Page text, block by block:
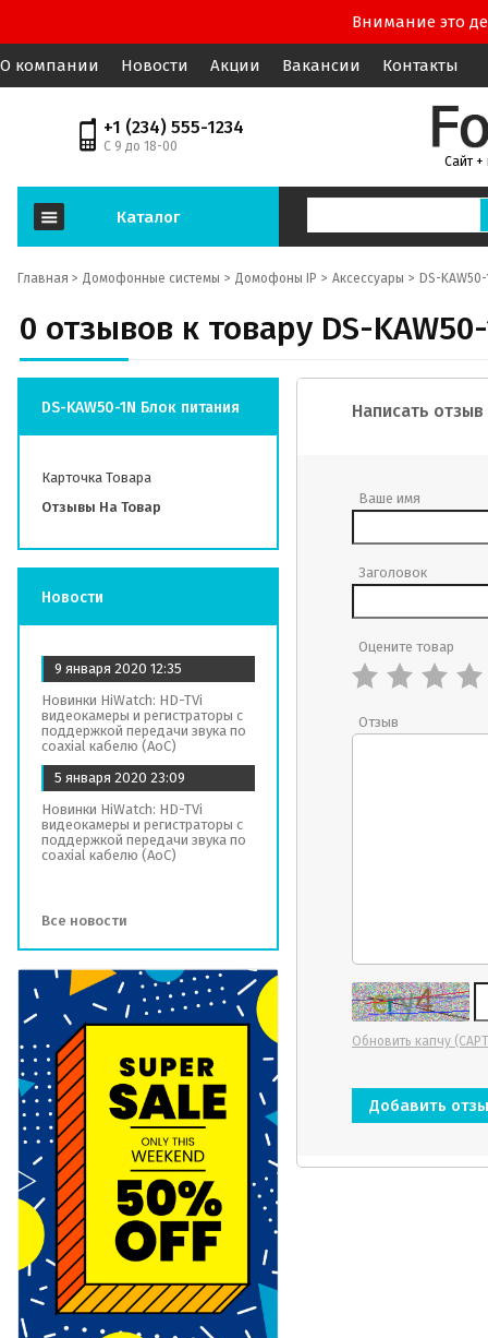
Внимание это
О компании Новости Акции Вакансии Контакты
+1 (234) 555-1234
С 9 до 18-00
Сайт +
Каталог
Главная > Домофонные системы Домофоны IP Аксессуары DS-
0 отзывов к товару DS-
DS-KAW50-1N Блок питания
Карточка Товара
Отзывы На Товар
Новости
9 января 2020 12:35
Новинки HiWatch: HD-TVi
видеокамеры и регистраторы с
поддержкой передачи звука по
coaxial кабелю (AoC)
5 января 2020 23:09
Новинки HiWatch: HD-TVi
видеокамеры и регистраторы с
поддержкой передачи звука по
coaxial кабелю (AoC)
Все новости
Написать отзыв
Ваше имя
Заголовок
Оцените товар
Отзыв
Обновить капчу